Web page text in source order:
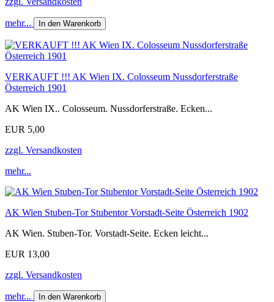
mehr... In den Warenkorb
VERKAUFT !!! AK Wien IX. Colosseum Nussdorferstraße
Österreich 1901
AK Wien IX.. Colosseum. Nussdorferstraße. Ecken...
EUR 5,00
zzgl. Versandkosten
mehr...
AK Wien Stuben-Tor Stubentor Vorstadt-Seite Österreich 1902
AK Wien. Stuben-Tor. Vorstadt-Seite. Ecken leicht...
EUR 13,00
zzgl. Versandkosten
mehr... In den Warenkorb